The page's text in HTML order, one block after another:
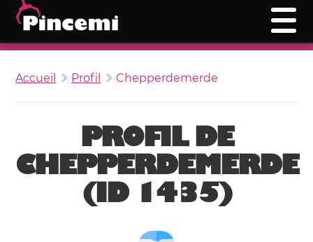
Accueil Profil Chepperdemerde
PROFIL DE
CHEPPERDEMERDE
(ID 1435)